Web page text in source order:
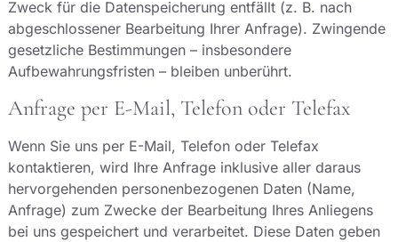
Zweck für die Datenspeicherung entfällt (z. B. nach
abgeschlossener Bearbeitung Ihrer Anfrage). Zwingende
gesetzliche Bestimmungen – insbesondere
Aufbewahrungsfristen – bleiben unberührt.
Anfrage per E-Mail, Telefon oder Telefax
Wenn Sie uns per E-Mail, Telefon oder Telefax
kontaktieren, wird Ihre Anfrage inklusive aller daraus
hervorgehenden personenbezogenen Daten (Name,
Anfrage) zum Zwecke der Bearbeitung Ihres Anliegens
bei uns gespeichert und verarbeitet. Diese Daten geben